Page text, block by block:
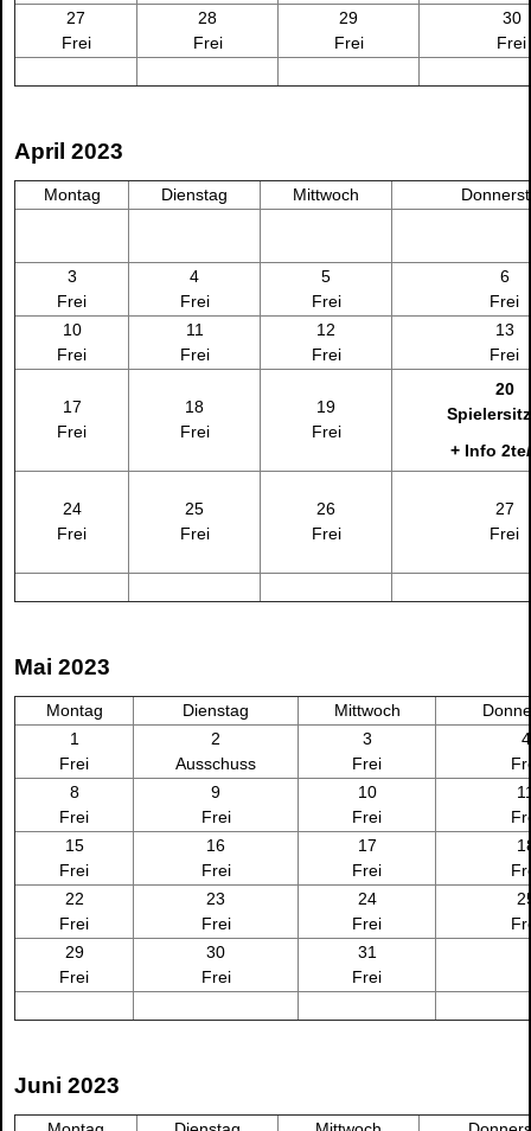
27
Frei
28
Frei
29
Frei
30
Frei
April 2023
Montag Dienstag Mittwoch
3
Frei
4
Frei
5
Frei
6
Frei
10
Frei
11
Frei
12
Frei
13
Frei
17
Frei
18
Frei
19
Frei
20
+ Info
24
Frei
25
Frei
26
Frei
27
Frei
Mai 2023
Montag Dienstag Mittwoch
1
Frei
2
Ausschuss
3
Frei
4
8
Frei
9
Frei
10
Frei
15
Frei
16
Frei
17
Frei
22
Frei
23
Frei
24
Frei
29
Frei
30
Frei
31
Frei
Juni 2023